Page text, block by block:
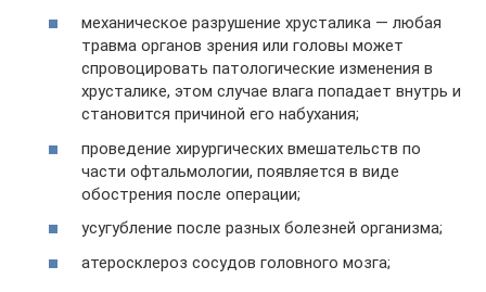
механическое разрушение хрусталика — любая
травма органов зрения или головы может
спровоцировать патологические изменения в
хрусталике, этом случае влага попадает внутрь и
становится причиной его набухания;
проведение хирургических вмешательств по
части офтальмологии, появляется в виде
обострения после операции;
усугубление после разных болезней организма;
атеросклероз сосудов головного мозга;